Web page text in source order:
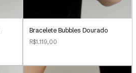
Bracelete Bubbles Dourado
R$1.119,00